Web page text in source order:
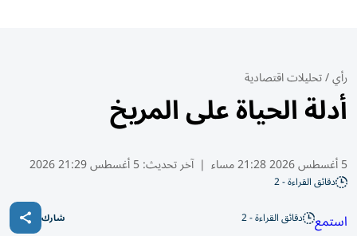
رأي/تحليلات اقتصادية
أدلة الحياة على المريخ
5 أغسطس 2026 21:28 مساء | آخر تحديث:5 أغسطس 21:29 2026
دقائق القراءة - 2
استمع دقائق القراءة - 2 شارك